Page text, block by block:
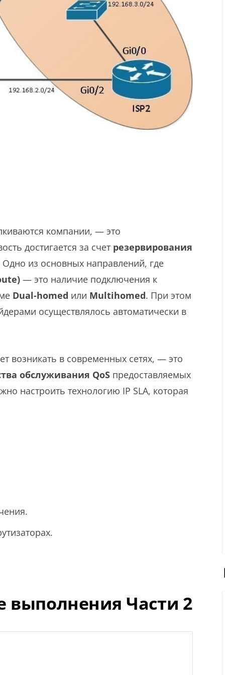
компании, — это
достигается за счет резервирования
Одно из основных направлений, где
— это наличие подключения к
Dual-homed или Multihomed. При этом
осуществлялось автоматически в
возникать в современных сетях, — это
обслуживания QoS предоставляемых
настроить технологию IP SLA, которая
выполнения Части 2